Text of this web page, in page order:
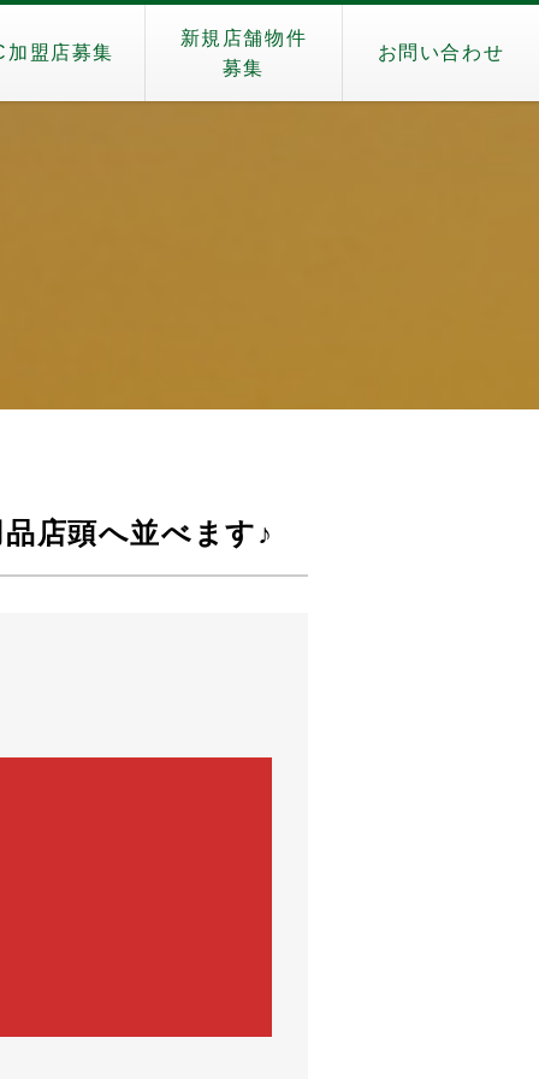
加盟店募集
新規店舗物件
募集
お問い合わせ
店頭へ並べます♪